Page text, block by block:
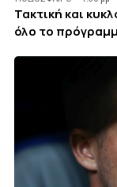
Τακτική και
όλο το